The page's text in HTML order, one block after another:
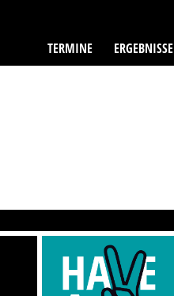
TERMINE ERGEBNISSE